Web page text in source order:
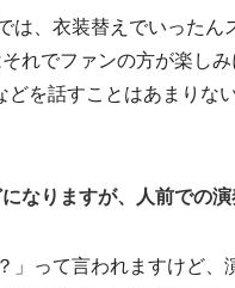
、衣装替えでいったん
れでファンの方が楽し
どを話すことはあまりな
なりますが、人前での
って言われますけど、